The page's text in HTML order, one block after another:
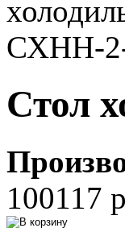
Стол
100117